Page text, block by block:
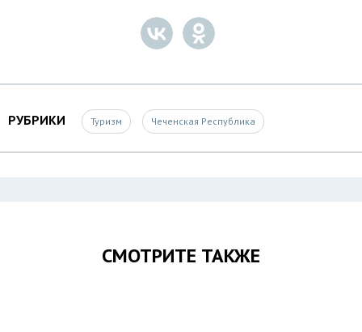
РУБРИКИ Туризм Чеченская Республика
СМОТРИТЕ ТАКЖЕ